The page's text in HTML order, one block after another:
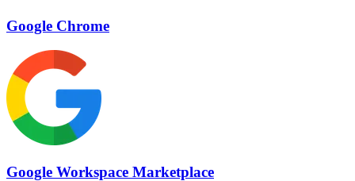
Google Chrome
Google Workspace Marketplace